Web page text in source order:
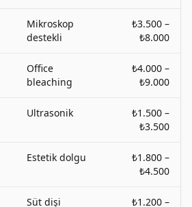
Mikroskop
destekli
₺3.500 –
₺8.000
Office
bleaching
₺4.000 –
₺9.000
Ultrasonik
₺1.500 –
₺3.500
Estetik dolgu
₺1.800 –
₺4.500
Süt dişi
₺1.200 –